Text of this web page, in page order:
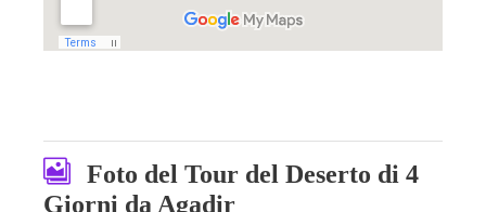
Foto del Tour del Deserto di 4
Giorni da Agadir